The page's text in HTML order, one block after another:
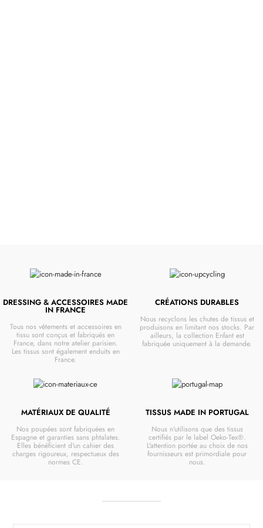
DRESSING & ACCESSOIRES MADE
IN FRANCE
Tous nos vêtements et accessoires en
tissu sont conçus et fabriqués en
France, dans notre atelier parisien.
Les tissus sont également enduits en
France.
CRÉATIONS DURABLES
Nous recyclons les chutes de tissus et
produisons en limitant nos stocks. Par
ailleurs, la collection Enfant est
fabriquée uniquement à la demande.
MATÉRIAUX DE QUALITÉ
Nos poupées sont fabriquées en
Espagne et garanties sans phtalates.
Elles bénéficient d'un cahier des
charges rigoureux, respectueux des
normes CE.
TISSUS MADE IN PORTUGAL
Nous n'utilisons que des tissus
certifiés par le label Oeko-Tex®.
L'attention portée au choix de nos
fournisseurs est primordiale pour
nous.